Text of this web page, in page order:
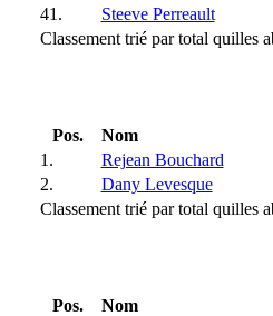
41.
Steeve Perreault
Classement trié par total quilles
Pos.
Nom
1.
Rejean Bouchard
2.
Dany Levesque
Classement trié par total quilles
Pos.
Nom